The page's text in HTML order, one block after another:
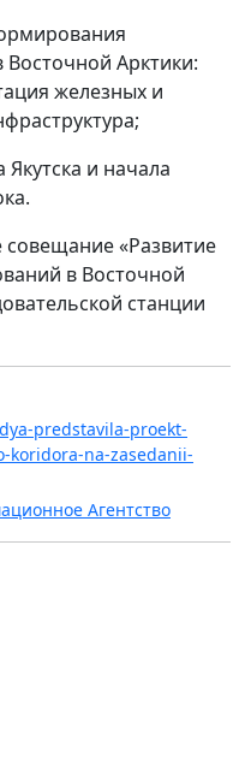
Арктики:
железных и
и начала
совещание «Развитие
в Восточной
станции
predstavila-proekt-
koridora-na-zasedanii-
Агентство